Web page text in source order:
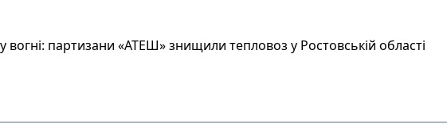
партизани «АТЕШ» знищили тепловоз у Ростовській області